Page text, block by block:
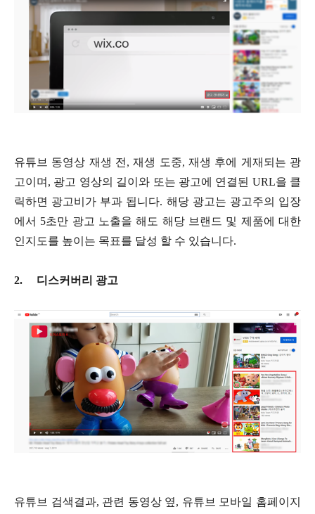
유튜브 동영상 재생 전, 재생 도중, 재생 후에 게재되는 광
고이며, 광고 영상의 길이와 또는 광고에 연결된 URL을 클
릭하면 광고비가 부과 됩니다. 해당 광고는 광고주의 입장
에서 5초만 광고 노출을 해도 해당 브랜드 및 제품에 대한
인지도를 높이는 목표를 달성 할 수 있습니다.
2. 디스커버리 광고
유튜브 검색결과, 관련 동영상 옆, 유튜브 모바일 홈페이지